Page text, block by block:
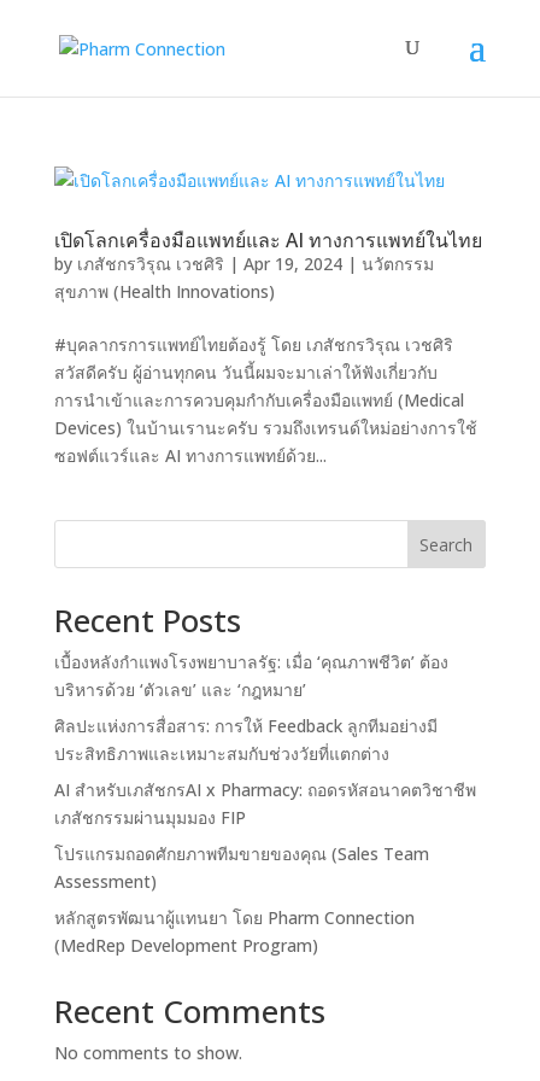
เปิดโลกเครื่องมือแพทย์และ AI ทางการแพทย์ในไทย
by เภสัชกรวิรุณ เวชศิริ | Apr 19, 2024| นวัตกรรม
สุขภาพ (Health Innovations)
#บุคลากรการแพทย์ไทยต้องรู้ โดย เภสัชกรวิรุณ เวชศิริ
สวัสดีครับ ผู้อ่านทุกคน วันนี้ผมจะมาเล่าให้ฟังเกี่ยวกับ
การนำเข้าและการควบคุมกำกับเครื่องมือแพทย์ (Medical
Devices) ในบ้านเรานะครับ รวมถึงเทรนด์ใหม่อย่างการใช้
ซอฟต์แวร์และ AI ทางการแพทย์ด้วย...
Search
Recent Posts
เบื้องหลังกำแพงโรงพยาบาลรัฐ: เมื่อ ‘คุณภาพชีวิต’ ต้อง
บริหารด้วย ‘ตัวเลข’ และ ‘กฎหมาย’
ศิลปะแห่งการสื่อสาร: การให้ Feedback ลูกทีมอย่างมี
ประสิทธิภาพและเหมาะสมกับช่วงวัยที่แตกต่าง
AI สำหรับเภสัชกรAI x Pharmacy: ถอดรหัสอนาคตวิชาชีพ
เภสัชกรรมผ่านมุมมอง FIP
โปรแกรมถอดศักยภาพทีมขายของคุณ (Sales Team
Assessment)
หลักสูตรพัฒนาผู้แทนยา โดย Pharm Connection
(MedRep Development Program)
Recent Comments
No comments to show.